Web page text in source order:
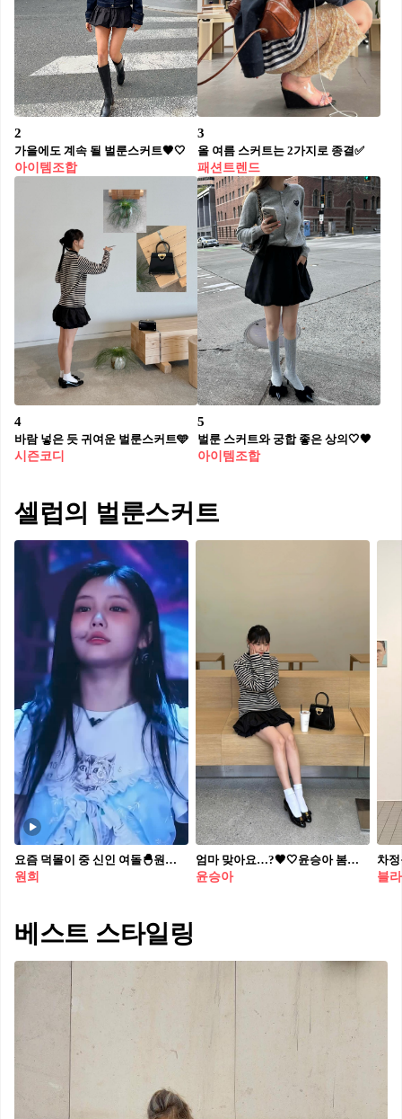
2
가을에도 계속 될 벌룬스커트🖤🤍
아이템조합
3
올 여름 스커트는 2가지로 종결✅
패션트렌드
4
바람 넣은 듯 귀여운 벌룬스커트🩵
시즌코디
5
벌룬 스커트와 궁합 좋은 상의🤍🖤
아이템조합
셀럽의 벌룬스커트
요즘 덕몰이 중 신인 여돌🐣원희 아일릿 원희에게 슈퍼 이끌림🩵원희의 귀여운 벌룬 스커트룩🎈
원희
엄마 맞아요…?🖤🤍윤승아 봄코디 벌룬 미니스커트에 펌프스 & 화이트 양말 코디🤵🏻‍♀️🎈너무 예뻐
윤승아
블
베스트 스타일링